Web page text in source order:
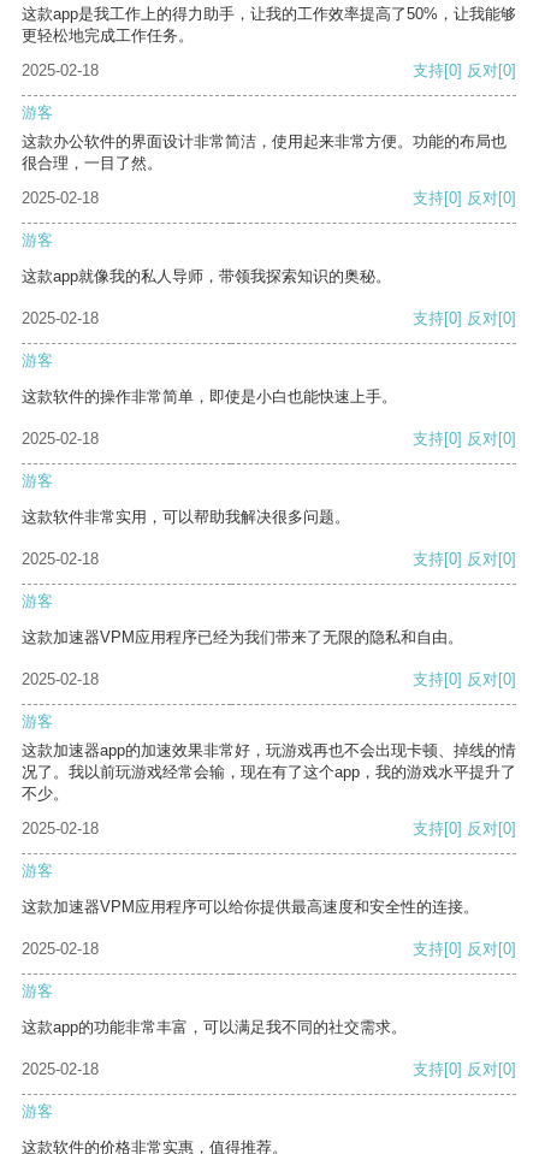
这款app是我工作上的得力助手，让我的工作效率提高了50%，让我能够
更轻松地完成工作任务。
2025-02-18
支持[0] 反对[0]
游客
这款办公软件的界面设计非常简洁，使用起来非常方便。功能的布局也
很合理，一目了然。
2025-02-18
支持[0] 反对[0]
游客
这款app就像我的私人导师，带领我探索知识的奥秘。
2025-02-18 支持[0] 反对[0]
游客
这款软件的操作非常简单，即使是小白也能快速上手。
2025-02-18 支持[0] 反对[0]
游客
这款软件非常实用，可以帮助我解决很多问题。
2025-02-18 支持[0] 反对[0]
游客
这款加速器VPM应用程序已经为我们带来了无限的隐私和自由。
2025-02-18 支持[0] 反对[0]
游客
这款加速器app的加速效果非常好，玩游戏再也不会出现卡顿、掉线的情
况了。我以前玩游戏经常会输，现在有了这个app，我的游戏水平提升了
不少。
2025-02-18
支持[0] 反对[0]
游客
这款加速器VPM应用程序可以给你提供最高速度和安全性的连接。
2025-02-18 支持[0] 反对[0]
游客
这款app的功能非常丰富，可以满足我不同的社交需求。
2025-02-18 支持[0] 反对[0]
游客
这款软件的价格非常实惠，值得推荐。